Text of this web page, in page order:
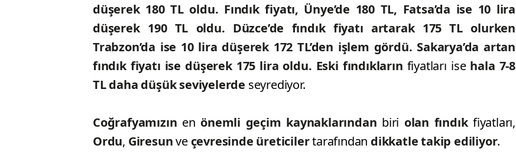
düşerek 180 TL oldu. Fındık fiyatı, Ünye’de 180 TL, Fatsa’da ise 10 lira
düşerek 190 TL oldu. Düzce’de fındık fiyatı artarak 175 TL olurken
Trabzon’da ise 10 lira düşerek 172 TL’den işlem gördü. Sakarya’da artan
fındık fiyatı ise düşerek 175 lira oldu. Eski fındıkların fiyatları ise hala 7-8
TL daha düşük seviyelerde seyrediyor.
Coğrafyamızın en önemli geçim kaynaklarından biri olan fındıkfiyatları,
Ordu, Giresunve çevresinde üreticilertarafından dikkatle takip ediliyor.